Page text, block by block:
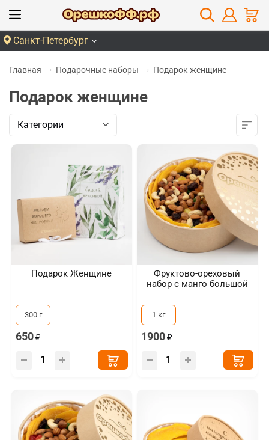
Санкт-Петербург
Главная Подарочные наборы Подарок женщине
Подарок женщине
Категории
Подарок Женщине
300 г
650
Фруктово-ореховый
набор с манго большой
1 кг
1900